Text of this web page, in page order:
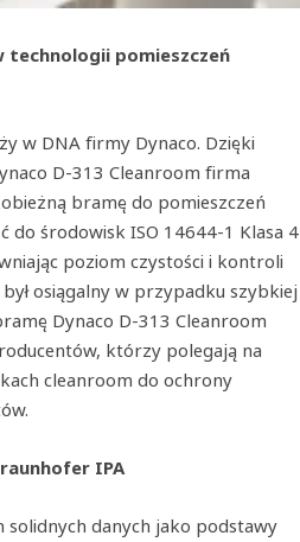
technologii pomieszczeń
w DNA firmy Dynaco. Dzięki
D-313 Cleanroom firma
bramę do pomieszczeń
środowisk ISO 14644‑1 Klasa 4
poziom czystości i kontroli
osiągalny w przypadku szybkiej
Dynaco D-313 Cleanroom
którzy polegają na
cleanroom do ochrony
IPA
danych jako podstawy